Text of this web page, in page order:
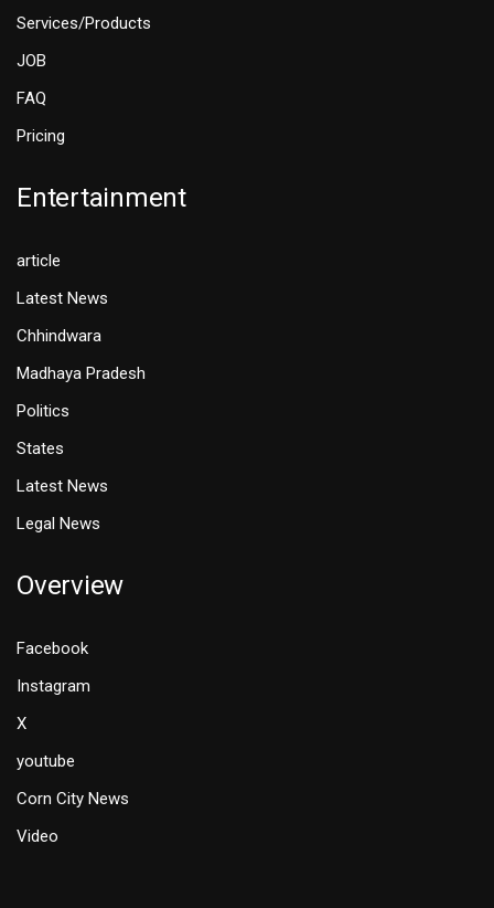
Services/Products
JOB
FAQ
Pricing
Entertainment
article
Latest News
Chhindwara
Madhaya Pradesh
Politics
States
Latest News
Legal News
Overview
Facebook
Instagram
X
youtube
Corn City News
Video